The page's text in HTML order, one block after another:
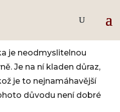
desky
je neodmyslitelnou
Je na ní kladen důraz,
je to nejnamáhavější
důvodu není dobré